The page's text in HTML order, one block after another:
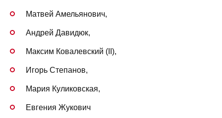
Матвей Амельянович,
Андрей Давидюк,
Максим Ковалевский (II),
Игорь Степанов,
Мария Куликовская,
Евгения Жукович